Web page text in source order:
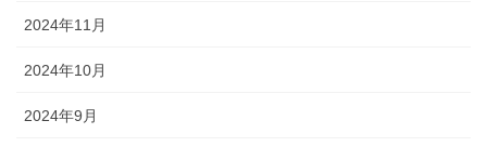
2024年11月
2024年10月
2024年9月